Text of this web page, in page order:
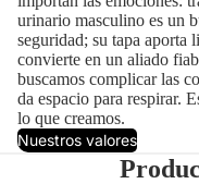
urinario masculino es un
seguridad; su tapa
convierte en un aliado
buscamos complicar las
da espacio para respirar.
lo que creamos.
Nuestros valores